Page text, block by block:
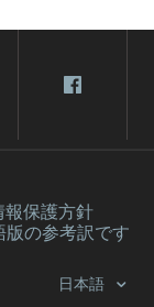
報保護方針
の参考訳です
日本語